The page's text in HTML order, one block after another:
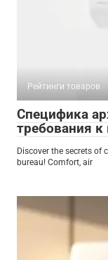
Рейтинги товаров
Специфика
требования
Discover the secrets of
bureau! Comfort, air